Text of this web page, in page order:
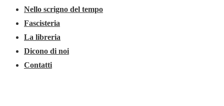
Nello scrigno del tempo
Fascisteria
La libreria
Dicono di noi
Contatti